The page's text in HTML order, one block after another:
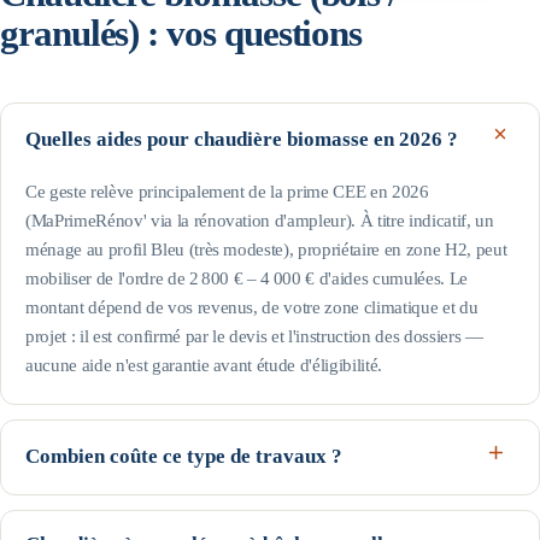
granulés) : vos questions
Quelles aides pour chaudière biomasse en 2026 ?
Ce geste relève principalement de la prime CEE en 2026
(MaPrimeRénov' via la rénovation d'ampleur). À titre indicatif, un
ménage au profil Bleu (très modeste), propriétaire en zone H2, peut
mobiliser de l'ordre de 2 800 € – 4 000 € d'aides cumulées. Le
montant dépend de vos revenus, de votre zone climatique et du
projet : il est confirmé par le devis et l'instruction des dossiers —
aucune aide n'est garantie avant étude d'éligibilité.
Combien coûte ce type de travaux ?
Comptez en ordre de grandeur 12 000 € à 22 000 € selon le